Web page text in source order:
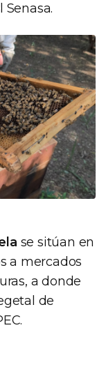
se sitúan en
a mercados
a donde
de